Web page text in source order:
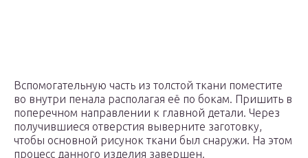
Вспомогательную часть из толстой ткани поместите
во внутри пенала располагая её по бокам. Пришить в
поперечном направлении к главной детали. Через
получившиеся отверстия выверните заготовку,
чтобы основной рисунок ткани был снаружи. На этом
процесс данного изделия завершен.